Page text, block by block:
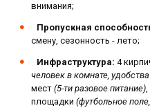
внимания;
Пропускная
смену, сезонность - лето;
Инфраструктура: 4
человек в комнате,
мест (5-ти разовое питание),
площадки (футбольное